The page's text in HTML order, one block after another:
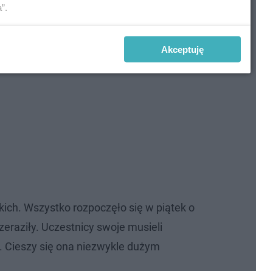
Wszystko rozpoczęło się w piątek o
Uczestnicy swoje musieli
Cieszy się ona niezwykle dużym
Akceptuję